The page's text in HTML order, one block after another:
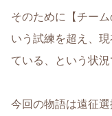
そのために【チー
いう試練を超え、
ている、という状況
今回の物語は遠征